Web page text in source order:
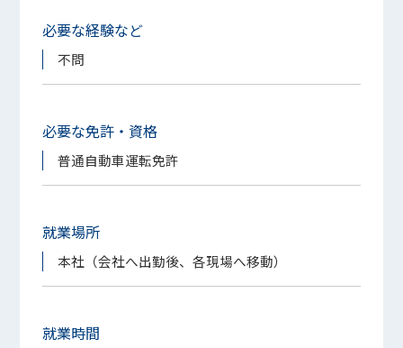
必要な経験など
不問
必要な免許・資格
普通自動車運転免許
就業場所
本社（会社へ出勤後、各現場へ移動）
就業時間